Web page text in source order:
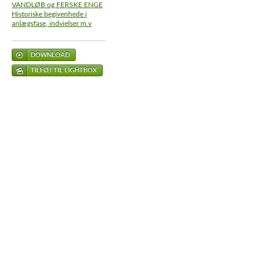
VANDLØB og FERSKE ENGE
Historiske begivenhede i
anlægsfase, indvielser m.v
DOWNLOAD
TILFØJ TIL LIGHTBOX